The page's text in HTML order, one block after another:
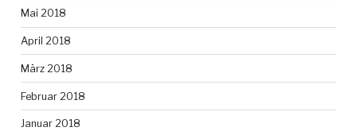
Mai 2018
April 2018
März 2018
Februar 2018
Januar 2018